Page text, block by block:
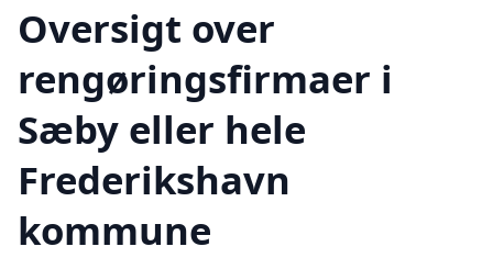
Oversigt over
rengøringsfirmaer i
Sæby eller hele
Frederikshavn
kommune